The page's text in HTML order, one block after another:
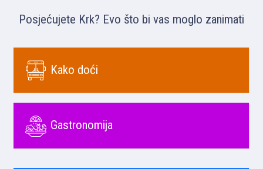
Posjećujete Krk? Evo što bi vas moglo zanimati
Kako doći
Gastronomija